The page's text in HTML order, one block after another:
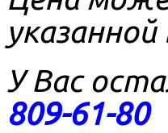
У Вас
809-61-80